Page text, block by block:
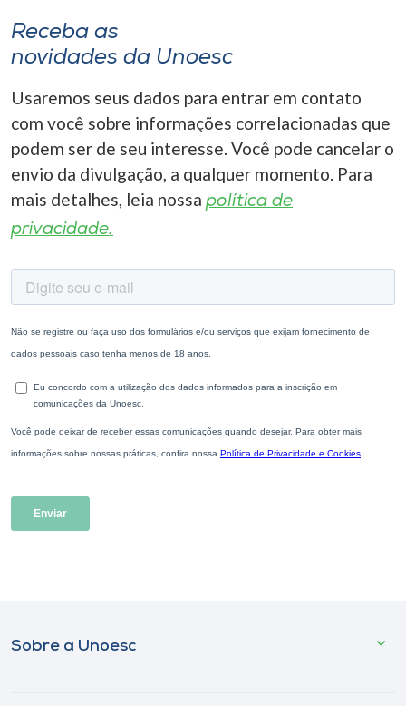
Receba as
novidades da Unoesc
Usaremos seus dados para entrar em contato
com você sobre informações correlacionadas que
podem ser de seu interesse. Você pode cancelar o
envio da divulgação, a qualquer momento. Para
mais detalhes, leia nossa política de
privacidade.
Sobre a Unoesc